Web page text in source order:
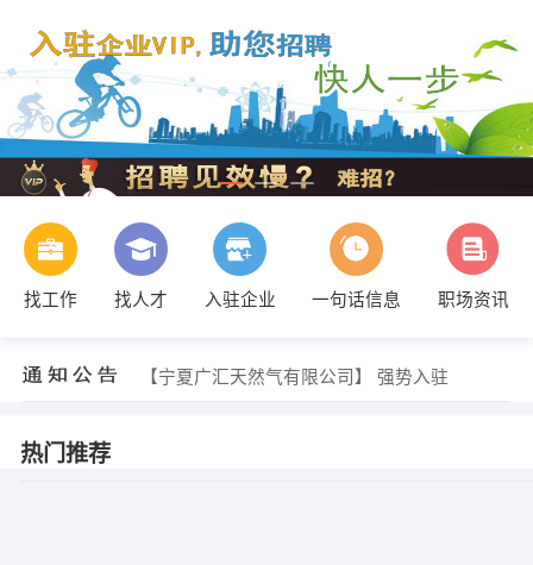
找工作 找人才 入驻企业 一句话信息
职场资讯
【宁夏广汇天然气有限公司】 强势入驻
热门推荐